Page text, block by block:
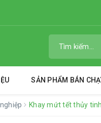
SẢN PHẨM BÁN
Khay mứt tết thủy